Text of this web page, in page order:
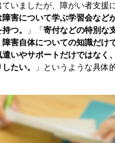
いましたが、障がい者支援
障害について学ぶ学習会など
つ。
」「寄付などの特別な
害自体についての知識だけ
いやサポートだけではなく
たい。
」というような具体